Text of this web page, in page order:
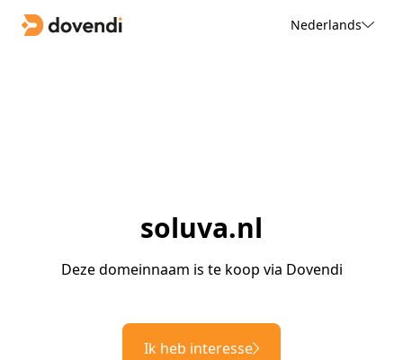
Nederlands
soluva.nl
Deze domeinnaam is te koop via Dovendi
Ik heb interesse